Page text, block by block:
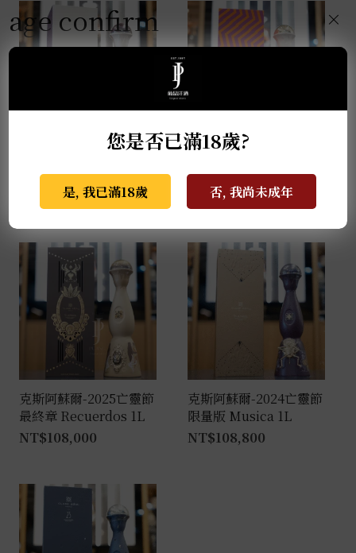
限量版 Colores 1L
138,000
克斯阿蘇爾-冠軍榮耀 世
界盃限量版 1L
NT$81,000
克斯阿蘇爾-2025亡靈節
最終章 Recuerdos 1L
NT$108,000
克斯阿蘇爾-2024亡靈節
限量版 Musica 1L
NT$108,800
age confirm
您是否已滿18歲?
是, 我已滿18歲 否, 我尚未成年
×